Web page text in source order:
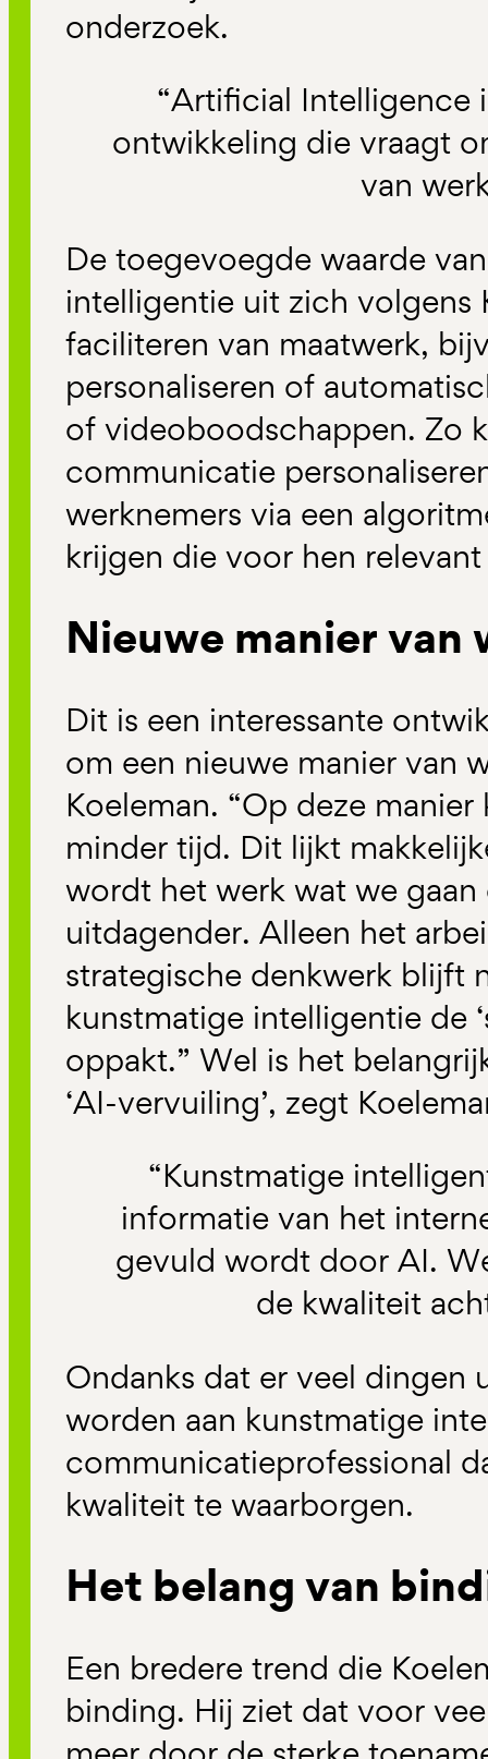
onderzoek.
“Artificial Intelligence
ontwikkeling die vraagt
van
De toegevoegde waarde
intelligentie uit zich volgens
faciliteren van maatwerk,
personaliseren of
of videoboodschappen. Zo
communicatie
werknemers via een
krijgen die voor hen
Nieuwe manier van
Dit is een interessante
om een nieuwe manier van
Koeleman. “Op deze
minder tijd. Dit lijkt
wordt het werk wat we
uitdagender. Alleen het
strategische denkwerk blijft
kunstmatige intelligentie de
oppakt.” Wel is het
‘AI-vervuiling’, zegt
“Kunstmatige
informatie van het
gevuld wordt door AI.
de kwaliteit
Ondanks dat er veel dingen
worden aan kunstmatige
communicatieprofessional
kwaliteit te waarborgen.
Het belang van
Een bredere trend die
binding. Hij ziet dat voor